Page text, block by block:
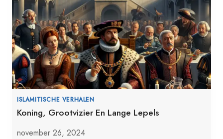
ISLAMITISCHE VERHALEN
Koning, Grootvizier En Lange Lepels
november 26, 2024